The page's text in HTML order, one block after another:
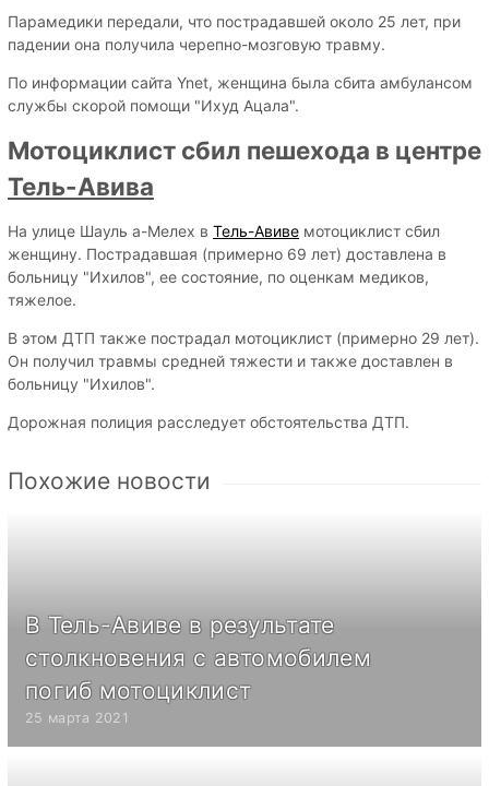
Парамедики передали, что пострадавшей около 25 лет, при
падении она получила черепно-мозговую травму.
По информации сайта Ynet, женщина была сбита амбулансом
службы скорой помощи "Ихуд Ацала".
Мотоциклист сбил пешехода в центре
Тель-Авива
На улице Шауль а-Мелех в Тель-Авиве мотоциклист сбил
женщину. Пострадавшая (примерно 69 лет) доставлена в
больницу "Ихилов", ее состояние, по оценкам медиков,
тяжелое.
В этом ДТП также пострадал мотоциклист (примерно 29 лет).
Он получил травмы средней тяжести и также доставлен в
больницу "Ихилов".
Дорожная полиция расследует обстоятельства ДТП.
Похожие новости
В Тель-Авиве в результате
столкновения с автомобилем
погиб мотоциклист
25 марта 2021